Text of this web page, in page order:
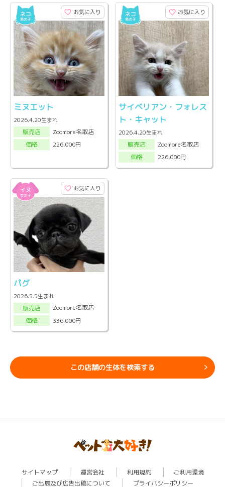
お気に入り
ミヌエット
2026.4.20生まれ
販売店
Zoomore名取店
価格
226,000円
お気に入り
サイベリアン・フォレス
ト・キャット
2026.4.20生まれ
販売店
Zoomore名取店
価格
226,000円
お気に入り
パグ
2026.5.5生まれ
販売店
Zoomore名取店
価格
336,000円
この店舗の生体を検索する
サイトマップ 運営会社 利用規約
ご利用環境
ご出展及び広告出稿について
プライバシーポリシー